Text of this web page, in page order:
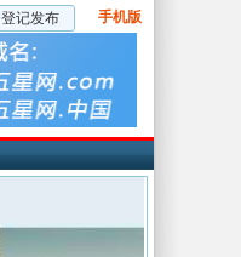
登记发布 手机版